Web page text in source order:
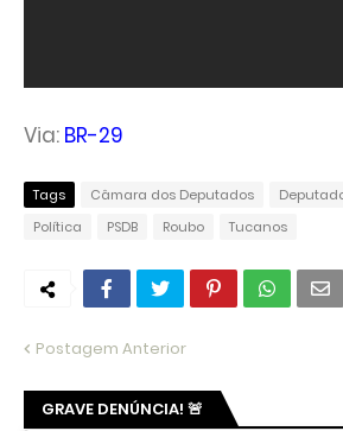
Via: BR-29
Tags Câmara dos Deputados
Política
PSDB Roubo Tucanos
Postagem Anterior
GRAVE DENÚNCIA! 🚨